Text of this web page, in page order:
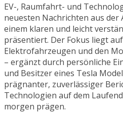
EV-, Raumfahrt- und
neuesten Nachrichten aus
einem klaren und leicht
präsentiert. Der Fokus liegt
Elektrofahrzeugen und den
– ergänzt durch persönliche
und Besitzer eines Tesla
prägnanter, zuverlässiger
Technologien auf dem
morgen prägen.